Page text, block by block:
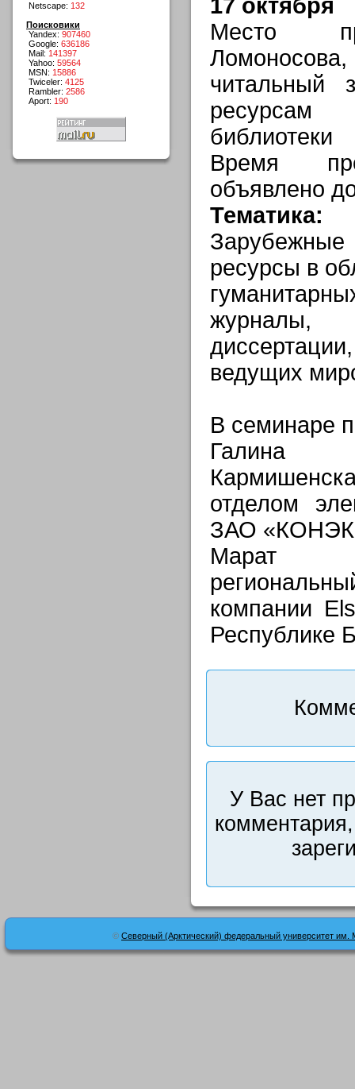
Netscape: 132
Поисковики
Yandex: 907460
Google: 636186
Mail: 141397
Yahoo: 59564
MSN: 15886
Twiceler: 4125
Rambler: 2586
Aport: 190
17 октября
Место
читальный
ресурсам
библиотеки
Время
объявлено
Тематика:
ресурсы в
ведущих
В семинаре
Галина
отделом
ЗАО
Марат
компании
Республике
У Вас нет
© Северный (Арктический) федеральный университет